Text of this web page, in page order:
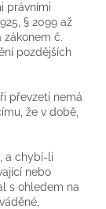
právními
§ 2099 až
zákonem č.
pozdějších
převzetí nemá
že v době,
a chybí-li
nebo
s ohledem na